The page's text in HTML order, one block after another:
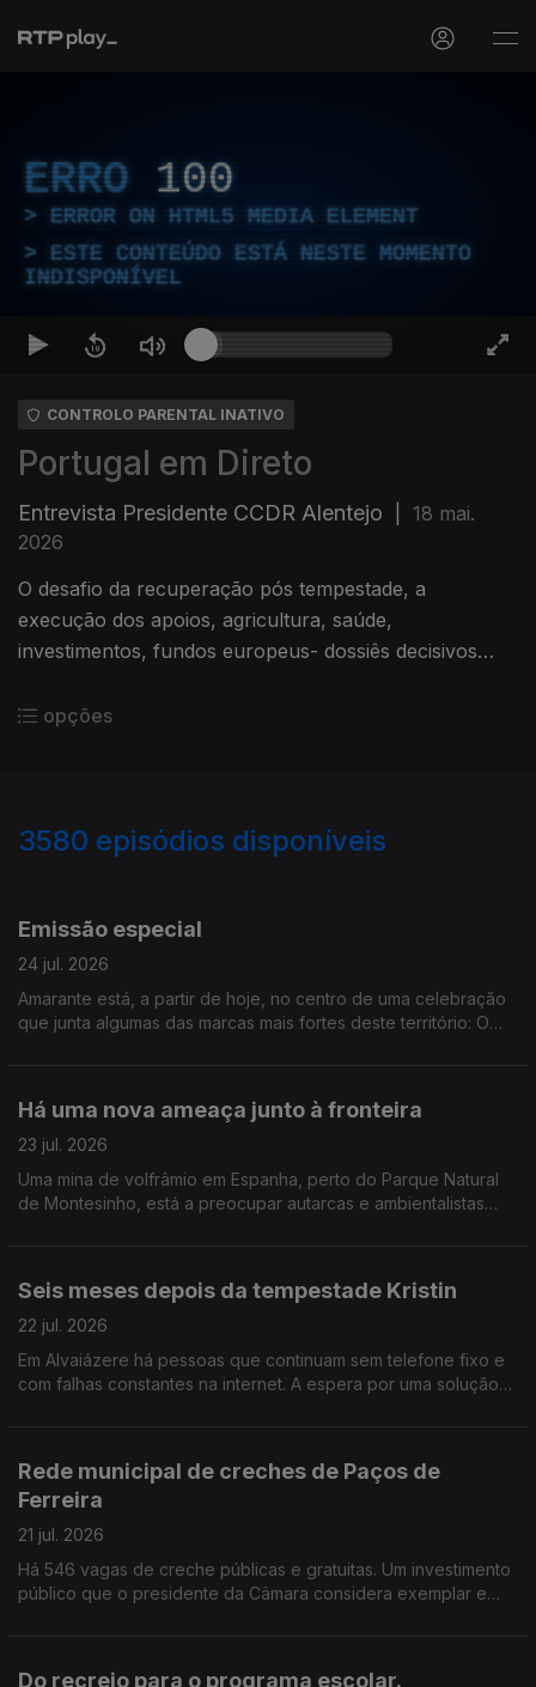
ERRO 100
ERROR ON HTML5 MEDIA ELEMENT
ESTE CONTEÚDO ESTÁ NESTE MOMENTO
INDISPONÍVEL
CONTROLO PARENTAL INATIVO
Portugal em Direto
Entrevista Presidente CCDR Alentejo
18 mai.
2026
O desafio da recuperação pós tempestade, a
execução dos apoios, agricultura, saúde,
investimentos, fundos europeus- dossiês decisivos
opções
3580 episódios disponíveis
Emissão especial
24 jul. 2026
Amarante está, a partir de hoje, no centro de uma celebração
que junta algumas das marcas mais fortes deste território: O
Há uma nova ameaça junto à fronteira
23 jul. 2026
Uma mina de volfrâmio em Espanha, perto do Parque Natural
de Montesinho, está a preocupar autarcas e ambientalistas
Seis meses depois da tempestade Kristin
22 jul. 2026
Em Alvaiázere há pessoas que continuam sem telefone fixo e
com falhas constantes na internet. A espera por uma solução
Rede municipal de creches de Paços de
Ferreira
21 jul. 2026
Há 546 vagas de creche públicas e gratuitas. Um investimento
público que o presidente da Câmara considera exemplar e
Do recreio para o programa escolar.